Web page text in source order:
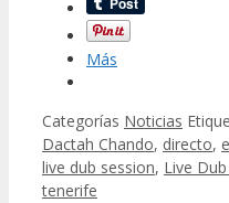
Más
Categorías Noticias
Dactah Chando, directo,
live dub session, Live
tenerife